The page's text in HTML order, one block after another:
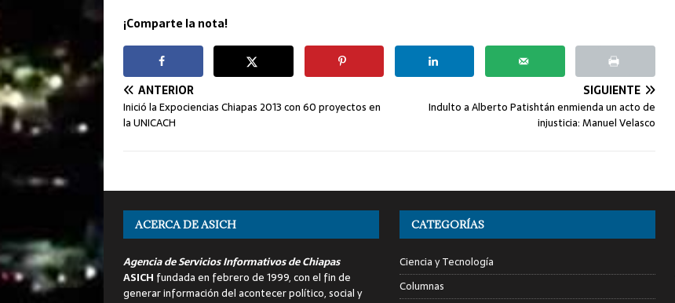
¡Comparte la nota!
ANTERIOR
Inició la Expociencias Chiapas 2013 con 60 proyectos en
la UNICACH
SIGUIENTE
Indulto a Alberto Patishtán enmienda un acto de
injusticia: Manuel Velasco
ACERCA DE ASICH
Agencia de Servicios Informativos de Chiapas
ASICH fundada en febrero de 1999, con el fin de
generar información del acontecer político, social y
CATEGORÍAS
Ciencia y Tecnología
Columnas